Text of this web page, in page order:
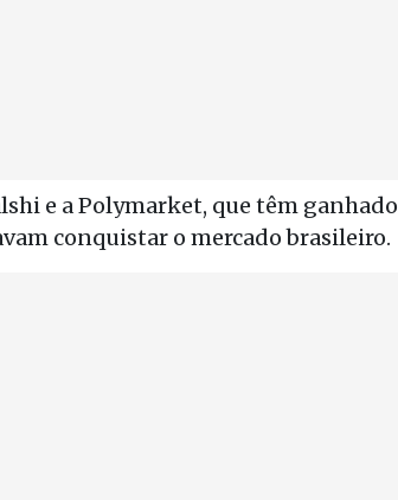
e a Polymarket, que têm ganhado
conquistar o mercado brasileiro.